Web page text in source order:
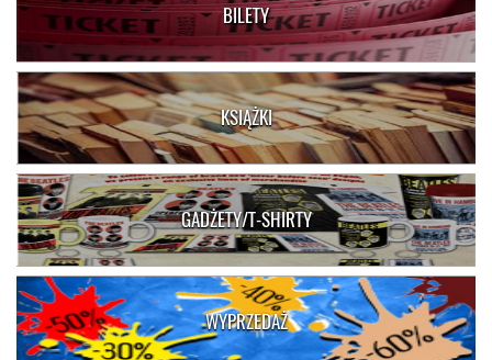
BILETY
KSIĄŻKI
GADŻETY/T-SHIRTY
WYPRZEDAŻ